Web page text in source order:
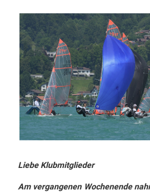
Liebe Klubmitglieder
Am vergangenen Wochenende